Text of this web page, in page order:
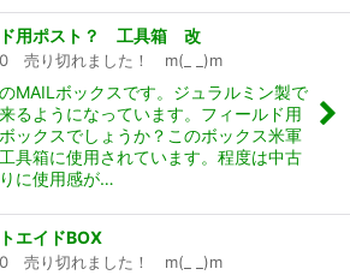
ド用ポスト？ 工具箱 改
売り切れました！ m(_ _)m
MAILボックスです。ジュラルミン製で
るようになっています。フィールド用
ックスでしょうか？このボックス米軍
具箱に使用されています。程度は中古
に使用感が…
エイドBOX
売り切れました！ m(_ _)m